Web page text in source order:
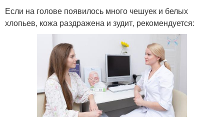
Если на голове появилось много чешуек и белых
хлопьев, кожа раздражена и зудит, рекомендуется: